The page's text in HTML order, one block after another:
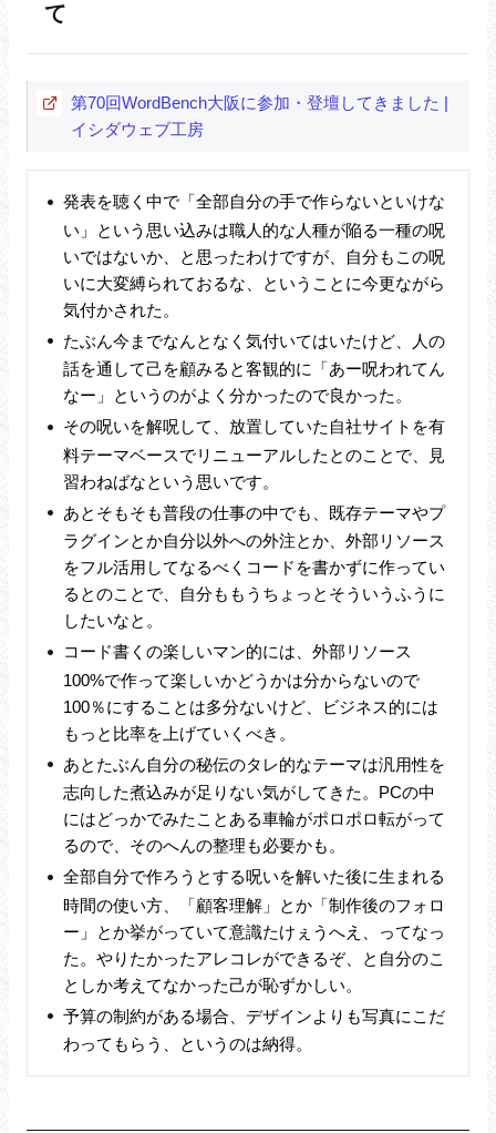
て
第70回WordBench大阪に参加・登壇してきました |
イシダウェブ工房
発表を聴く中で「全部自分の手で作らないといけな
い」という思い込みは職人的な人種が陥る一種の呪
いではないか、と思ったわけですが、自分もこの呪
いに大変縛られておるな、ということに今更ながら
気付かされた。
たぶん今までなんとなく気付いてはいたけど、人の
話を通して己を顧みると客観的に「あー呪われてん
なー」というのがよく分かったので良かった。
その呪いを解呪して、放置していた自社サイトを有
料テーマベースでリニューアルしたとのことで、見
習わねばなという思いです。
あとそもそも普段の仕事の中でも、既存テーマやプ
ラグインとか自分以外への外注とか、外部リソース
をフル活用してなるべくコードを書かずに作ってい
るとのことで、自分ももうちょっとそういうふうに
したいなと。
コード書くの楽しいマン的には、外部リソース
100%で作って楽しいかどうかは分からないので
100％にすることは多分ないけど、ビジネス的には
もっと比率を上げていくべき。
あとたぶん自分の秘伝のタレ的なテーマは汎用性を
志向した煮込みが足りない気がしてきた。PCの中
にはどっかでみたことある車輪がポロポロ転がって
るので、そのへんの整理も必要かも。
全部自分で作ろうとする呪いを解いた後に生まれる
時間の使い方、「顧客理解」とか「制作後のフォロ
ー」とか挙がっていて意識たけぇうへえ、ってなっ
た。やりたかったアレコレができるぞ、と自分のこ
としか考えてなかった己が恥ずかしい。
予算の制約がある場合、デザインよりも写真にこだ
わってもらう、というのは納得。